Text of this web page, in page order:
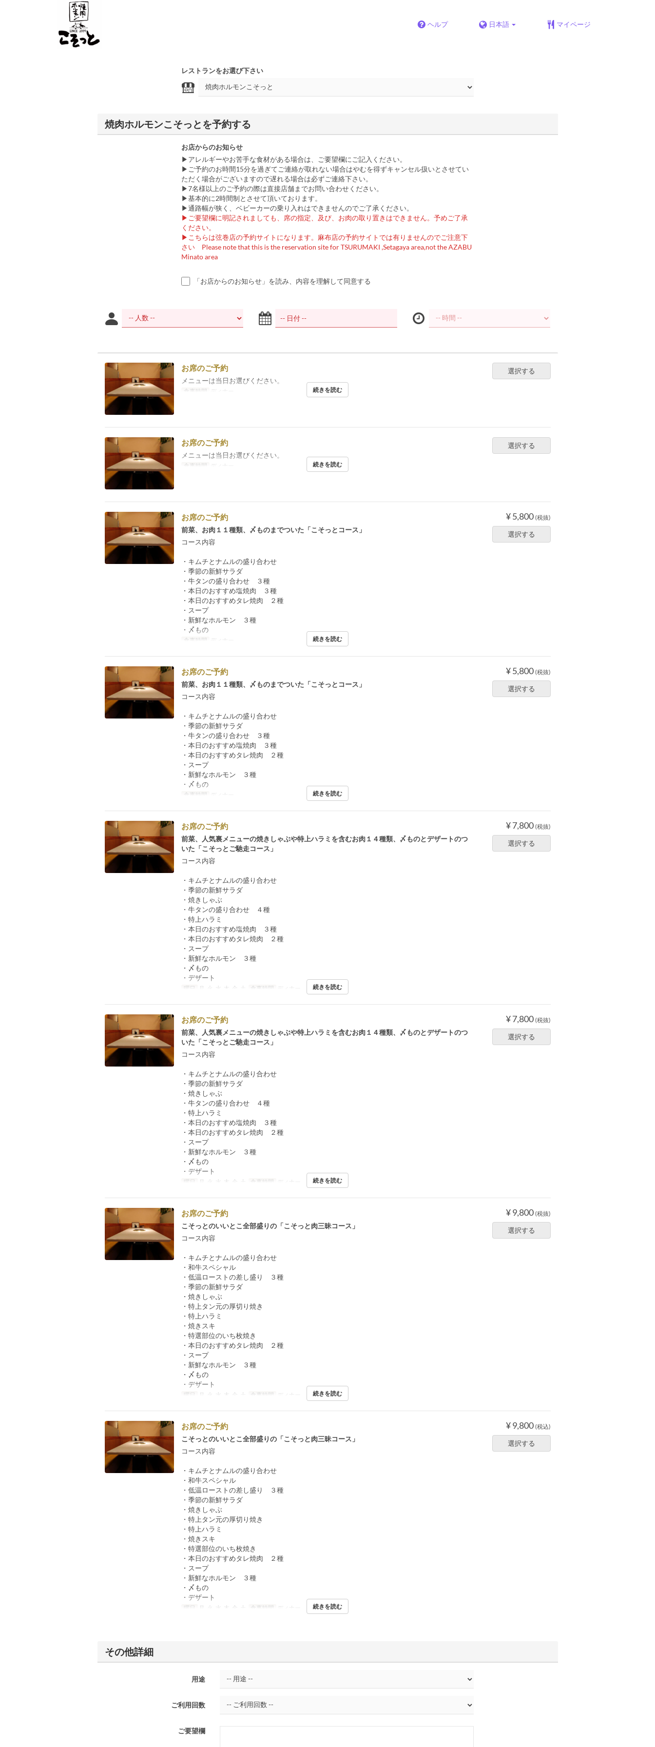
ヘルプ 日本語 マイページ
レストランをお選び下さい
焼肉ホルモンこそっとを予約する
お店からのお知らせ
▶アレルギーやお苦手な食材がある場合は、ご要望欄にご記入ください。
▶ご予約のお時間15分を過ぎてご連絡が取れない場合はやむを得ずキャンセル扱いとさせてい
ただく場合がございますので遅れる場合は必ずご連絡下さい。
▶7名様以上のご予約の際は直接店舗までお問い合わせください。
▶基本的に2時間制とさせて頂いております。
▶通路幅が狭く、ベビーカーの乗り入れはできませんのでご了承ください。
▶ご要望欄に明記されましても、席の指定、及び、お肉の取り置きはできません。予めご了承
ください。
▶こちらは弦巻店の予約サイトになります。麻布店の予約サイトでは有りませんのでご注意下
さい Please note that this is the reservation site for TSURUMAKI ,Setagaya area,not the AZABU
Minato area
「お店からのお知らせ」を読み、内容を理解して同意する
選択する
お席のご予約
メニューは当日お選びください。
食事時間 ディナー 続きを読む
選択する
お席のご予約
メニューは当日お選びください。
食事時間 ディナー 続きを読む
¥ 5,800 (税抜)
選択する
お席のご予約
前菜、お肉１１種類、〆ものまでついた「こそっとコース」
コース内容
・キムチとナムルの盛り合わせ
・季節の新鮮サラダ
・牛タンの盛り合わせ ３種
・本日のおすすめ塩焼肉 ３種
・本日のおすすめタレ焼肉 ２種
・スープ
・新鮮なホルモン ３種
・〆もの
食事時間 ディナー 続きを読む
¥ 5,800 (税抜)
選択する
お席のご予約
前菜、お肉１１種類、〆ものまでついた「こそっとコース」
コース内容
・キムチとナムルの盛り合わせ
・季節の新鮮サラダ
・牛タンの盛り合わせ ３種
・本日のおすすめ塩焼肉 ３種
・本日のおすすめタレ焼肉 ２種
・スープ
・新鮮なホルモン ３種
・〆もの
食事時間 ディナー 続きを読む
¥ 7,800 (税抜)
選択する
お席のご予約
前菜、人気裏メニューの焼きしゃぶや特上ハラミを含むお肉１４種類、〆ものとデザートのつ
いた「こそっとご馳走コース」
コース内容
・キムチとナムルの盛り合わせ
・季節の新鮮サラダ
・焼きしゃぶ
・牛タンの盛り合わせ ４種
・特上ハラミ
・本日のおすすめ塩焼肉 ３種
・本日のおすすめタレ焼肉 ２種
・スープ
・新鮮なホルモン ３種
・〆もの
・デザート
曜日 月, 火, 水, 木, 金, 土 食事時間 ディナー 続きを読む
¥ 7,800 (税抜)
選択する
お席のご予約
前菜、人気裏メニューの焼きしゃぶや特上ハラミを含むお肉１４種類、〆ものとデザートのつ
いた「こそっとご馳走コース」
コース内容
・キムチとナムルの盛り合わせ
・季節の新鮮サラダ
・焼きしゃぶ
・牛タンの盛り合わせ ４種
・特上ハラミ
・本日のおすすめ塩焼肉 ３種
・本日のおすすめタレ焼肉 ２種
・スープ
・新鮮なホルモン ３種
・〆もの
・デザート
曜日 月, 火, 水, 木, 金, 土 食事時間 ディナー 続きを読む
¥ 9,800 (税抜)
選択する
お席のご予約
こそっとのいいとこ全部盛りの「こそっと肉三昧コース」
コース内容
・キムチとナムルの盛り合わせ
・和牛スペシャル
・低温ローストの差し盛り ３種
・季節の新鮮サラダ
・焼きしゃぶ
・特上タン元の厚切り焼き
・特上ハラミ
・焼きスキ
・特選部位のいち枚焼き
・本日のおすすめタレ焼肉 ２種
・スープ
・新鮮なホルモン ３種
・〆もの
・デザート
曜日 月, 火, 水, 木, 金, 土 食事時間 ディナー 続きを読む
¥ 9,800 (税込)
選択する
お席のご予約
こそっとのいいとこ全部盛りの「こそっと肉三昧コース」
コース内容
・キムチとナムルの盛り合わせ
・和牛スペシャル
・低温ローストの差し盛り ３種
・季節の新鮮サラダ
・焼きしゃぶ
・特上タン元の厚切り焼き
・特上ハラミ
・焼きスキ
・特選部位のいち枚焼き
・本日のおすすめタレ焼肉 ２種
・スープ
・新鮮なホルモン ３種
・〆もの
・デザート
曜日 月, 火, 水, 木, 金, 土 食事時間 ディナー 続きを読む
その他詳細
用途
ご利用回数
ご要望欄